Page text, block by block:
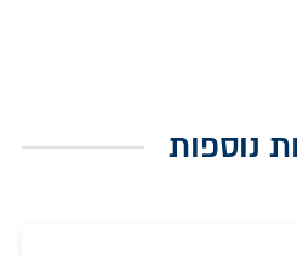
נוספות